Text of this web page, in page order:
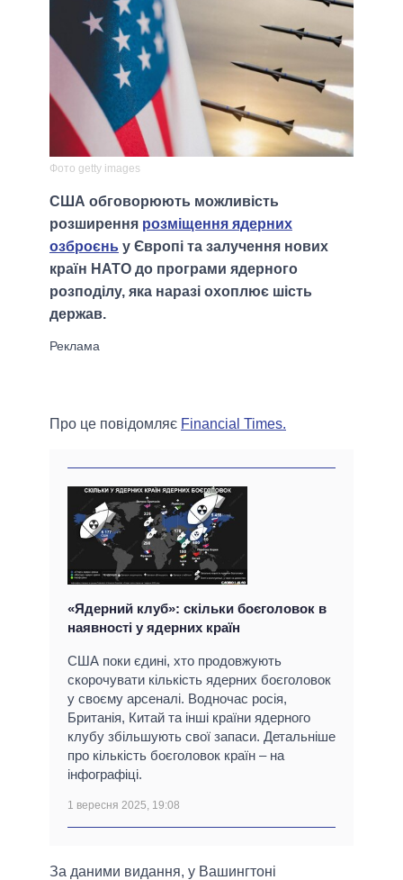
Фото getty images
США обговорюють можливість
розширення розміщення ядерних
озброєнь у Європі та залучення нових
країн НАТО до програми ядерного
розподілу, яка наразі охоплює шість
держав.
Про це повідомляє Financial Times.
«Ядерний клуб»: скільки боєголовок в
наявності у ядерних країн
США поки єдині, хто продовжують
скорочувати кількість ядерних боєголовок
у своєму арсеналі. Водночас росія,
Британія, Китай та інші країни ядерного
клубу збільшують свої запаси. Детальніше
про кількість боєголовок країн – на
інфографіці.
1 вересня 2025, 19:08
За даними видання, у Вашингтоні